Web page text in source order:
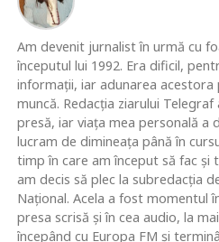
Am devenit jurnalist în urmă cu
începutul lui 1992. Era dificil,
informaţii, iar adunarea
muncă. Redacţia ziarului
presă, iar viaţa mea personală a
lucram de dimineaţa până în
timp în care am început să fac şi
am decis să plec la subredacţia
Naţional. Acela a fost momentul
presa scrisă şi în cea audio, la
începând cu Europa FM şi